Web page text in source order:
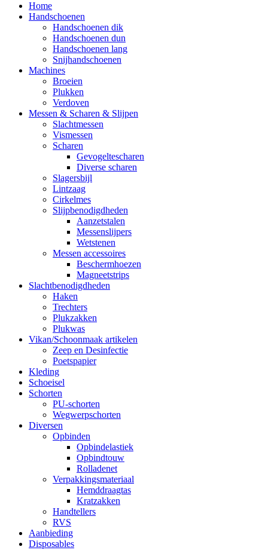
Home
Handschoenen
Handschoenen dik
Handschoenen dun
Handschoenen lang
Snijhandschoenen
Machines
Broeien
Plukken
Verdoven
Messen & Scharen & Slijpen
Slachtmessen
Vismessen
Scharen
Gevogeltescharen
Diverse scharen
Slagersbijl
Lintzaag
Cirkelmes
Slijpbenodigdheden
Aanzetstalen
Messenslijpers
Wetstenen
Messen accessoires
Beschermhoezen
Magneetstrips
Slachtbenodigdheden
Haken
Trechters
Plukzakken
Plukwas
Vikan/Schoonmaak artikelen
Zeep en Desinfectie
Poetspapier
Kleding
Schoeisel
Schorten
PU-schorten
Wegwerpschorten
Diversen
Opbinden
Opbindelastiek
Opbindtouw
Rolladenet
Verpakkingsmateriaal
Hemddraagtas
Kratzakken
Handtellers
RVS
Aanbieding
Disposables